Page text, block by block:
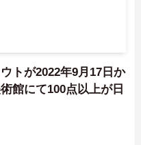
トが2022年9月17日か
館にて100点以上が日